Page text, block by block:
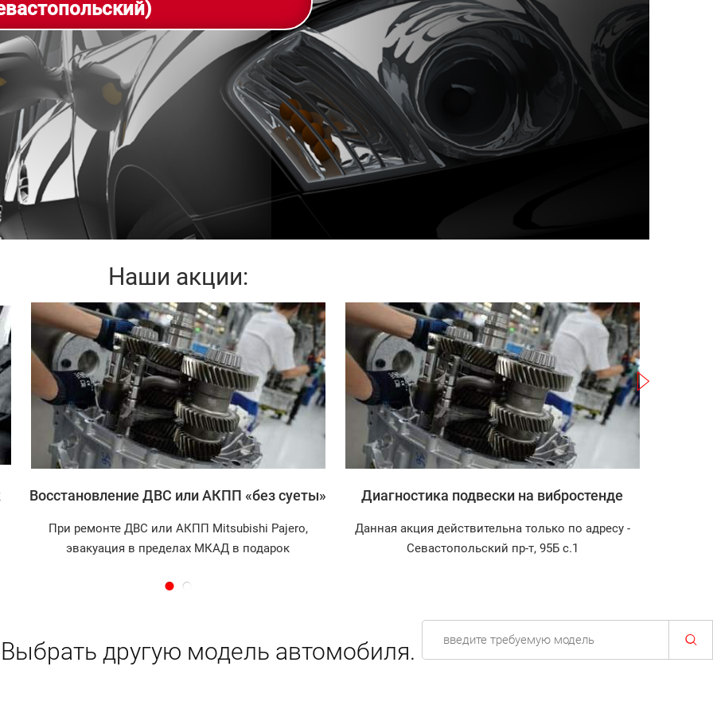
Наши акции:
Записаться
Восстановление ДВС или АКПП «без суеты»
При ремонте ДВС или АКПП Mitsubishi Pajero,
эвакуация в пределах МКАД в подарок
Записаться
Диагностика подвески на вибростенде
Данная акция действительна только по адресу -
Севастопольский пр-т, 95Б с.1
Выбрать другую модель автомобиля.